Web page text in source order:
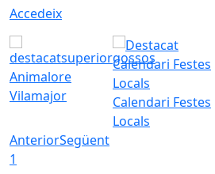
Accedeix
Animalore
Vilamajor
Calendari Festes
Locals
AnteriorSegüent
1